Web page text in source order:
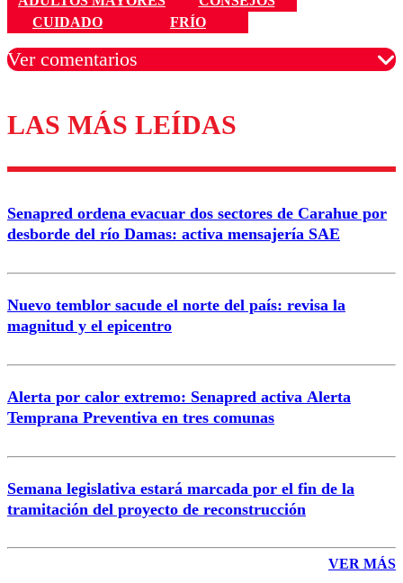
CUIDADO
FRÍO
Ver comentarios
Los comentarios son moderados para garantizar un
diálogo respetuoso.
Correo
LAS MÁS LEÍDAS
Senapred ordena evacuar dos sectores de Carahue por
desborde del río Damas: activa mensajería SAE
Nuevo temblor sacude el norte del país: revisa la
magnitud y el epicentro
Alerta por calor extremo: Senapred activa Alerta
Temprana Preventiva en tres comunas
Semana legislativa estará marcada por el fin de la
tramitación del proyecto de reconstrucción
VER MÁS